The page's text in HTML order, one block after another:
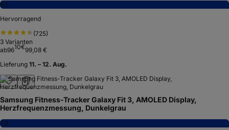
8,5
Hervorragend
(725)
3 Varianten
ab9610€99,08 €
Lieferung 11. – 12. Aug.
Samsung Fitness-Tracker Galaxy Fit 3, AMOLED Display,
Herzfrequenzmessung, Dunkelgrau
7,9